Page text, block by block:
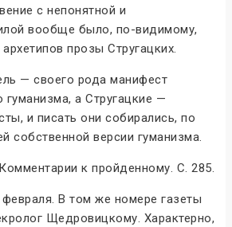
с непонятной и
вообще было, по-видимому,
прозы Стругацких.
— своего рода манифест
гуманизма, а Стругацкие —
и писать они собирались, по
собственной версии гуманизма.
к пройденному. С. 285.
В том же номере газеты
Щедровицкому. Характерно,